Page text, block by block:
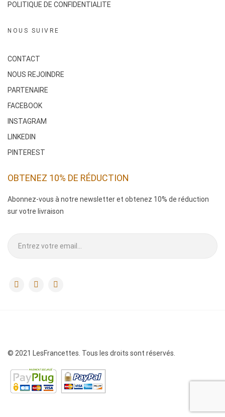
POLITIQUE DE CONFIDENTIALITE
NOUS SUIVRE
CONTACT
NOUS REJOINDRE
PARTENAIRE
FACEBOOK
INSTAGRAM
LINKEDIN
PINTEREST
OBTENEZ 10% DE RÉDUCTION
Abonnez-vous à notre newsletter et obtenez 10% de réduction
sur votre livraison
© 2021 LesFrancettes. Tous les droits sont réservés.